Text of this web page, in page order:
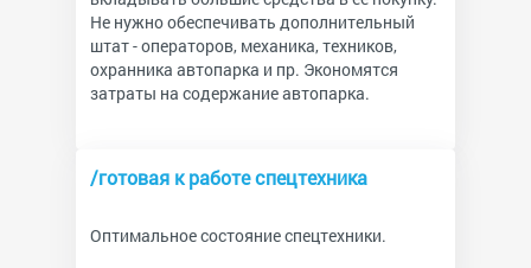
Не нужно обеспечивать дополнительный
штат - операторов, механика, техников,
охранника автопарка и пр. Экономятся
затраты на содержание автопарка.
/готовая к работе спецтехника
Оптимальное состояние спецтехники.